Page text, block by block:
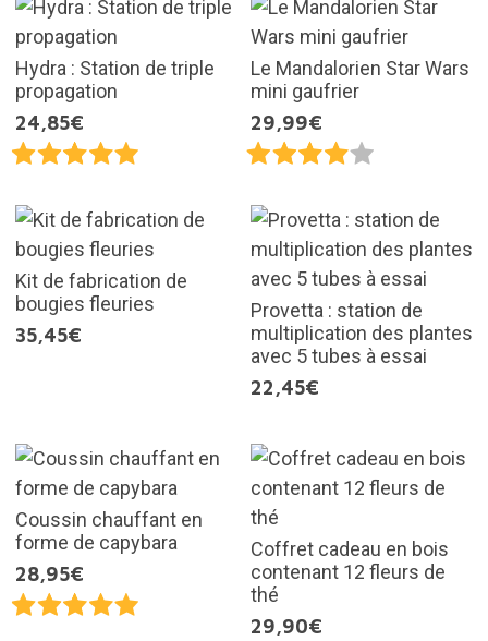
Hydra : Station de triple
propagation
24,85€
Le Mandalorien Star Wars
mini gaufrier
29,99€
Kit de fabrication de
bougies fleuries
35,45€
Provetta : station de
multiplication des plantes
avec 5 tubes à essai
22,45€
Coussin chauffant en
forme de capybara
28,95€
Coffret cadeau en bois
contenant 12 fleurs de
thé
29,90€